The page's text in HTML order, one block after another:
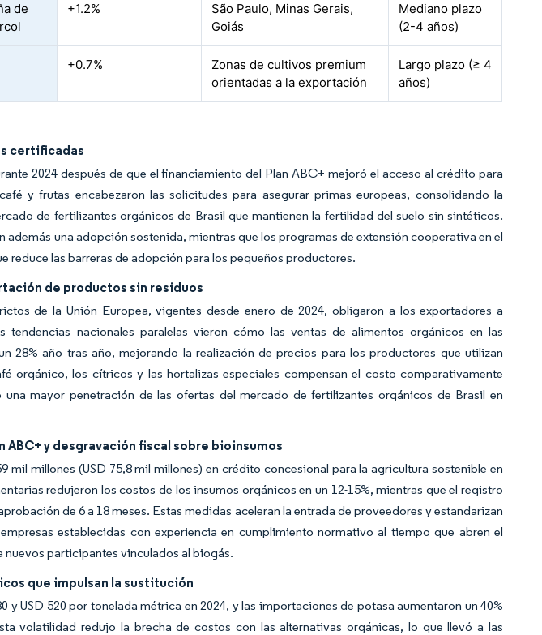
de
+1.2%
São Paulo, Minas Gerais,
Goiás
Mediano plazo
(2-4 años)
+0.7%
Zonas de cultivos premium
orientadas a la exportación
Largo plazo (≥ 4
años)
certificadas
2024 después de que el financiamiento del Plan ABC+ mejoró el acceso al crédito para
y frutas encabezaron las solicitudes para asegurar primas europeas, consolidando la
de fertilizantes orgánicos de Brasil que mantienen la fertilidad del suelo sin sintéticos.
además una adopción sostenida, mientras que los programas de extensión cooperativa en el
reduce las barreras de adopción para los pequeños productores.
de productos sin residuos
de la Unión Europea, vigentes desde enero de 2024, obligaron a los exportadores a
tendencias nacionales paralelas vieron cómo las ventas de alimentos orgánicos en las
28% año tras año, mejorando la realización de precios para los productores que utilizan
orgánico, los cítricos y las hortalizas especiales compensan el costo comparativamente
mayor penetración de las ofertas del mercado de fertilizantes orgánicos de Brasil en
y desgravación fiscal sobre bioinsumos
mil millones (USD 75,8 mil millones) en crédito concesional para la agricultura sostenible en
redujeron los costos de los insumos orgánicos en un 12-15%, mientras que el registro
de 6 a 18 meses. Estas medidas aceleran la entrada de proveedores y estandarizan
establecidas con experiencia en cumplimiento normativo al tiempo que abren el
participantes vinculados al biogás.
que impulsan la sustitución
y USD 520 por tonelada métrica en 2024, y las importaciones de potasa aumentaron un 40%
volatilidad redujo la brecha de costos con las alternativas orgánicas, lo que llevó a las